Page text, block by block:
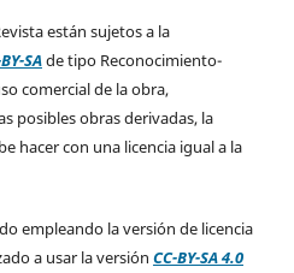
están sujetos a la
SAde tipo Reconocimiento-
comercial de la obra,
posibles obras derivadas, la
hacer con una licencia igual a la
empleando la versión de licencia
a usar la versión CC-BY-SA 4.0